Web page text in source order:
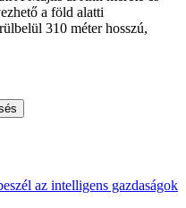
a föld alatti
310 méter hosszú,
az intelligens gazdaságok